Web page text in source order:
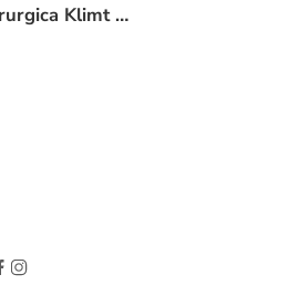
Cuffietta chirurgica Klimt millefiori